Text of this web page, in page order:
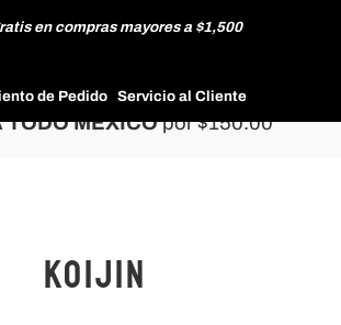
en compras mayores a $1,500
de Pedido Servicio al Cliente
TODO MÉXICOpor $150.00
Koijin